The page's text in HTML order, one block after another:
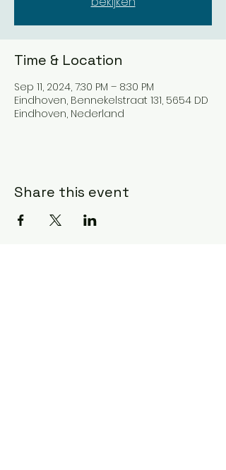
Time & Location
Sep 11, 2024, 7:30 PM – 8:30 PM
Eindhoven, Bennekelstraat 131, 5654 DD
Eindhoven, Nederland
Share this event